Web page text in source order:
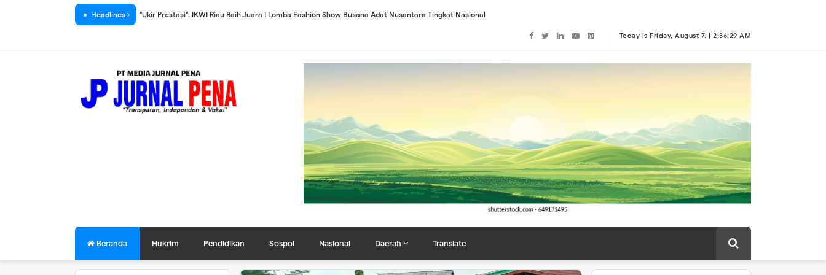
Headlines "Ukir Prestasi", IKWI Riau Raih Juara I Lomba Fashion Show Busana Adat Nusantara Tingkat Nasional
PWI Riau Mulai Seleksi Atlet Porwanas Agustus, Bidik Ikuti Seluruh Cabor
Laskar Hulubalang Melayu Bersatu Kecamatan Dumai Selatan: Jangan Jadikan Nama Masyarakat sebagai Alat Kepentingan Kelompok
Diduga Dibuka Lebih Cepat, Proyek Jalan Cut Nyak Dhien Dumai Tuai Sorotan Warga
Cegah Atlet "Siluman", SIWO PWI Lampung Perkuat Sistem Verifikasi Jelang Porwanas XV
Kota Dumai Bukan Hutan Tiang dan Kabel! "YLBH MAPAN Rampungkan Gugatan Class Action", Warga Serahkan Beberapa Bukti
YLBH MAPAN Siap Ajukan Class Action Terkait Semrawutnya Tiang dan Kabel Fiber Optik, Warga Tuntut Penertiban Total
Bhayangkari Polsek KSKP Bersinergi Dukung Penuh Program Ketahanan Pangan Pemerintah
Pembangunan Gedung GOR & Stadion football Dumai Sebagai Bentuk Kemajuan Daerah dan Masyarakat, Diharap Jangan ada Menghalangi Proses Kelancaran Pembangunan
Lampung Ukir Sejarah, Pertama Kali Menjadi Tuan Rumah Hari Pers Nasional 2027
Today is Friday, August 7. | 2:36:29 AM
Beranda Hukrim Pendidikan Sospol Nasional Daerah Translate